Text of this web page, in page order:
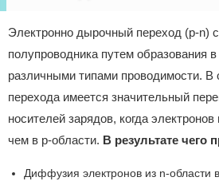
Электронно дырочный переход (p-n)
полупроводника путем образования
различными типами проводимости. В
перехода имеется значительный
носителей зарядов, когда
чем в p-области. В результате чего
Диффузия электронов из n-области